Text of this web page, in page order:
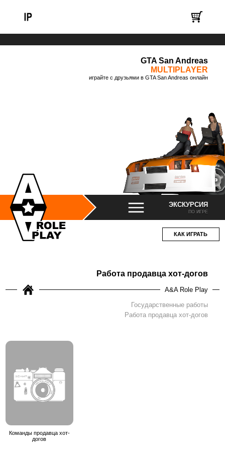
GTA San Andreas
MULTIPLAYER
играйте с друзьями в GTA San Andreas онлайн
ЭКСКУРСИЯ
ПО ИГРЕ
КАК ИГРАТЬ
Работа продавца хот-догов
A&A Role Play
Государственные работы
Работа продавца хот-догов
Команды продавца хот-
догов